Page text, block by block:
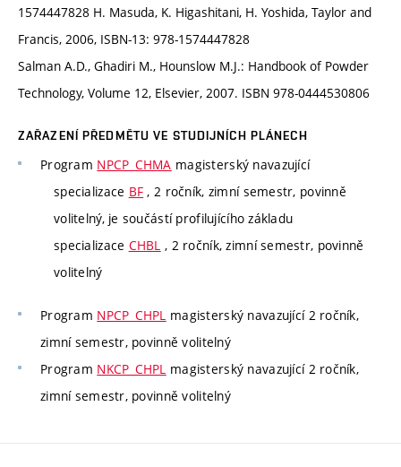
1574447828 H. Masuda, K. Higashitani, H. Yoshida, Taylor and
Francis, 2006, ISBN-13: 978-1574447828
Salman A.D., Ghadiri M., Hounslow M.J.: Handbook of Powder
Technology, Volume 12, Elsevier, 2007. ISBN 978-0444530806
ZAŘAZENÍ PŘEDMĚTU VE STUDIJNÍCH PLÁNECH
Program NPCP_CHMA magisterský navazující
specializace BF , 2 ročník, zimní semestr, povinně
volitelný, je součástí profilujícího základu
specializace CHBL , 2 ročník, zimní semestr, povinně
volitelný
Program NPCP_CHPL magisterský navazující 2 ročník,
zimní semestr, povinně volitelný
Program NKCP_CHPL magisterský navazující 2 ročník,
zimní semestr, povinně volitelný